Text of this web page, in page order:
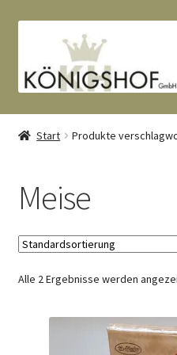
Navigation
springen
springen
Start
Anlässe
Datenauszug
Datenschutzbelehrung
Echtheit von Bewertungen
Start Produkte
Meise
Alle 2 Ergebnisse werden